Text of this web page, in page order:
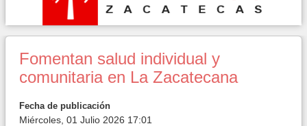
Fomentan salud individual y
comunitaria en La Zacatecana
Fecha de publicación
Miércoles, 01 Julio 2026 17:01